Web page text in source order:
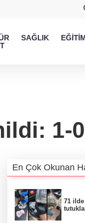
SAĞLIK EĞİTİM
1-0
En Çok Okunan
71